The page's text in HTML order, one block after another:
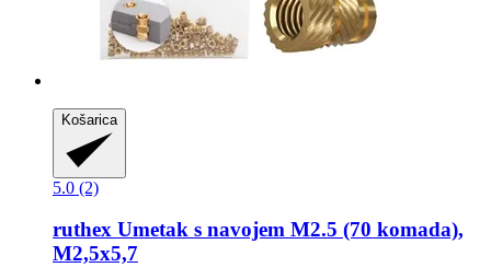
Košarica
5.0 (2)
ruthex Umetak s navojem M2.5 (70 komada),
M2,5x5,7